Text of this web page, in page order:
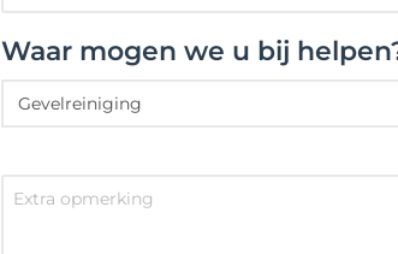
Waar mogen we u bij